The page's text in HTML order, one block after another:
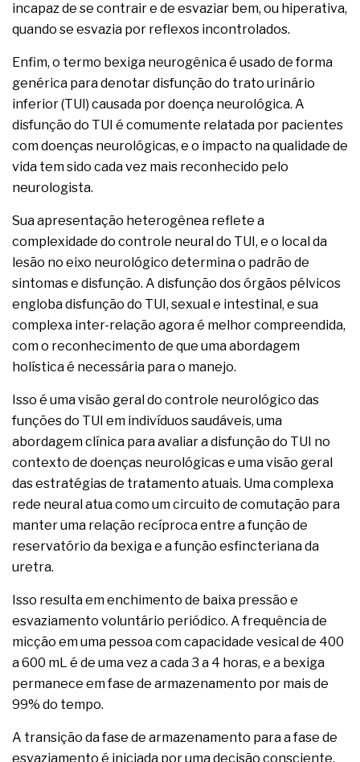
incapaz de se contrair e de esvaziar bem, ou hiperativa,
quando se esvazia por reflexos incontrolados.
Enfim, o termo bexiga neurogênica é usado de forma
genérica para denotar disfunção do trato urinário
inferior (TUI) causada por doença neurológica. A
disfunção do TUI é comumente relatada por pacientes
com doenças neurológicas, e o impacto na qualidade de
vida tem sido cada vez mais reconhecido pelo
neurologista.
Sua apresentação heterogênea reflete a
complexidade do controle neural do TUI, e o local da
lesão no eixo neurológico determina o padrão de
sintomas e disfunção. A disfunção dos órgãos pélvicos
engloba disfunção do TUI, sexual e intestinal, e sua
complexa inter-relação agora é melhor compreendida,
com o reconhecimento de que uma abordagem
holística é necessária para o manejo.
Isso é uma visão geral do controle neurológico das
funções do TUI em indivíduos saudáveis, uma
abordagem clínica para avaliar a disfunção do TUI no
contexto de doenças neurológicas e uma visão geral
das estratégias de tratamento atuais. Uma complexa
rede neural atua como um circuito de comutação para
manter uma relação recíproca entre a função de
reservatório da bexiga e a função esfincteriana da
uretra.
Isso resulta em enchimento de baixa pressão e
esvaziamento voluntário periódico. A frequência de
micção em uma pessoa com capacidade vesical de 400
a 600 mL é de uma vez a cada 3 a 4 horas, e a bexiga
permanece em fase de armazenamento por mais de
99% do tempo.
A transição da fase de armazenamento para a fase de
esvaziamento é iniciada por uma decisão consciente,